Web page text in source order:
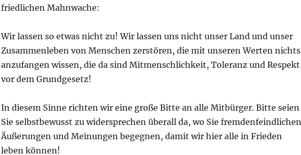
friedlichen Mahnwache:
Wir lassen so etwas nicht zu! Wir lassen uns nicht unser Land und unser
Zusammenleben von Menschen zerstören, die mit unseren Werten nichts
anzufangen wissen, die da sind Mitmenschlichkeit, Toleranz und Respekt
vor dem Grundgesetz!
In diesem Sinne richten wir eine große Bitte an alle Mitbürger. Bitte seien
Sie selbstbewusst zu widersprechen überall da, wo Sie fremdenfeindlichen
Äußerungen und Meinungen begegnen, damit wir hier alle in Frieden
leben können!